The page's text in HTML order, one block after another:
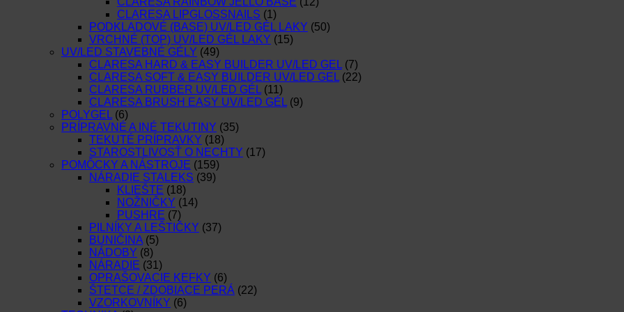
CLARESA LIPGLOSSNAILS (1)
PODKLADOVÉ (BASE) UV/LED GÉL LAKY (50)
VRCHNÉ (TOP) UV/LED GÉL LAKY (15)
UV/LED STAVEBNÉ GÉLY (49)
CLARESA HARD & EASY BUILDER UV/LED GEL (7)
CLARESA SOFT & EASY BUILDER UV/LED GEL (22)
CLARESA RUBBER UV/LED GÉL (11)
CLARESA BRUSH EASY UV/LED GÉL (9)
POLYGEL (6)
PRÍPRAVNÉ A INÉ TEKUTINY (35)
TEKUTÉ PRÍPRAVKY (18)
STAROSTLIVOSŤ O NECHTY (17)
POMÔCKY A NÁSTROJE (159)
NÁRADIE STALEKS (39)
KLIEŠTE (18)
NOŽNIČKY (14)
PUSHRE (7)
PILNÍKY A LEŠTIČKY (37)
BUNIČINA (5)
NÁDOBY (8)
NÁRADIE (31)
OPRAŠOVACIE KEFKY (6)
ŠTETCE / ZDOBIACE PERÁ (22)
VZORKOVNÍKY (6)